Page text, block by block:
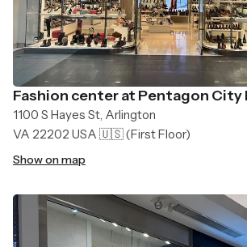
Fashion center at Pentagon City
1100 S Hayes St, Arlington
VA 22202 USA 🇺🇸(First Floor)
Show on map